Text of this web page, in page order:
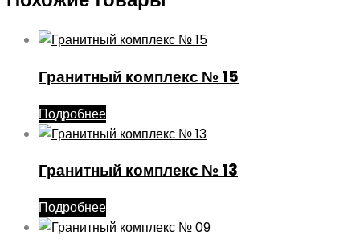
Гранитный комплекс № 15
Подробнее
Гранитный комплекс № 13
Подробнее